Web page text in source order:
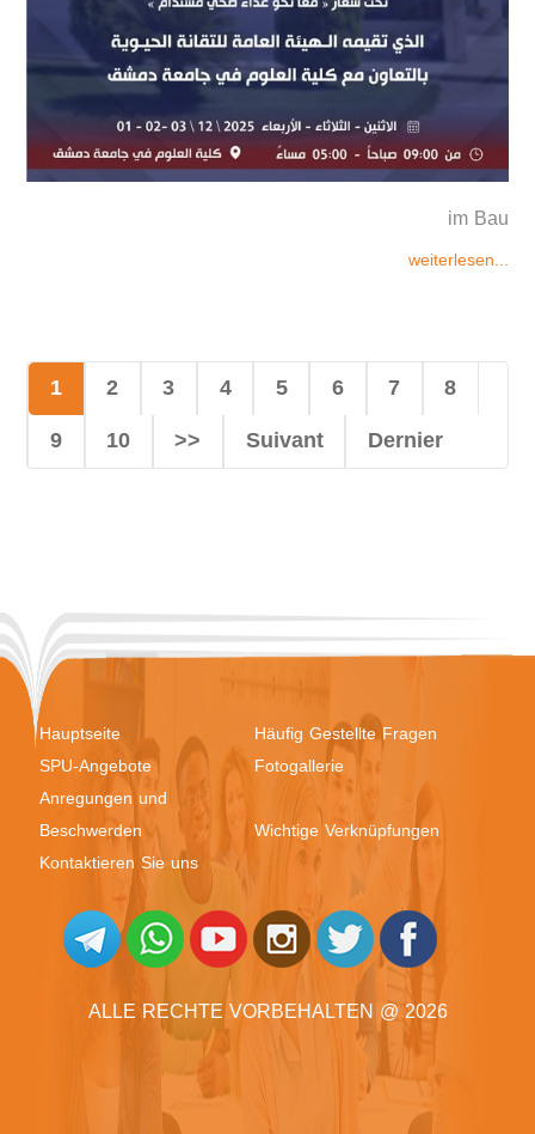
im Bau
weiterlesen...
1 2 3 4 5 6 7
8
9
10 >> Suivant Dernier
Hauptseite
Häufig Gestellte Fragen
SPU-Angebote
Fotogallerie
Anregungen und
Beschwerden
Wichtige Verknüpfungen
Kontaktieren Sie uns
ALLE RECHTE VORBEHALTEN @ 2026